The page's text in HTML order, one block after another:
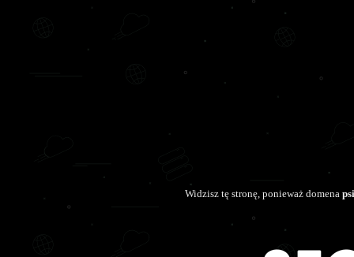
Widzisz tę stronę, ponieważ domena